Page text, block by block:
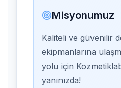
Misyonumuz
Kaliteli ve güvenilir
ekipmanlarına
yolu için
yanınızda!